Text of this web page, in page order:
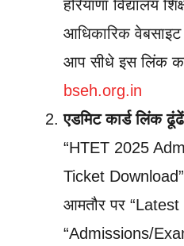
हरियाणा विद्यालय
आधिकारिक
आप सीधे इस लिंक
bseh.org.in
एडमिट कार्ड लिंक
“HTET 2025
Ticket
आमतौर पर “Latest
“Admissions/